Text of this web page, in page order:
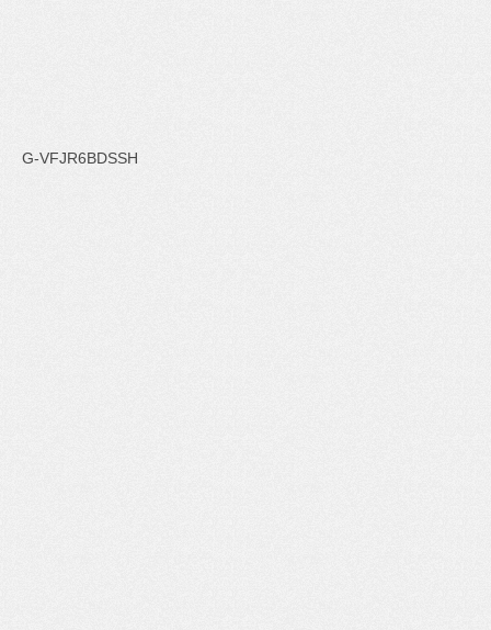
G-VFJR6BDSSH